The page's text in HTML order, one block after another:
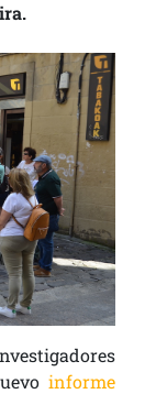
informe